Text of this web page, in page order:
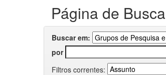
Página de Busca
Buscar em:
por
Filtros correntes: